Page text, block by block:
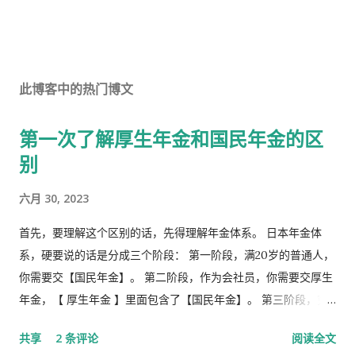
此博客中的热门博文
第一次了解厚生年金和国民年金的区
别
六月 30, 2023
首先，要理解这个区别的话，先得理解年金体系。 日本年金体
系，硬要说的话是分成三个阶段： 第一阶段，满20岁的普通人，
你需要交【国民年金】。 第二阶段，作为会社员，你需要交厚生
年金，【 厚生年金 】里面包含了【国民年金】。 第三阶段，究
槽的。 第1号被保险者：20岁以上60岁未满农业者，自营业者，
共享 2 条评论 阅读全文